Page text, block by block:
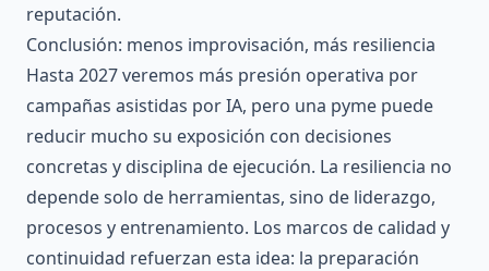
reputación.
Conclusión: menos improvisación, más resiliencia
Hasta 2027 veremos más presión operativa por
campañas asistidas por IA, pero una pyme puede
reducir mucho su exposición con decisiones
concretas y disciplina de ejecución. La resiliencia no
depende solo de herramientas, sino de liderazgo,
procesos y entrenamiento. Los marcos de calidad y
continuidad refuerzan esta idea: la preparación